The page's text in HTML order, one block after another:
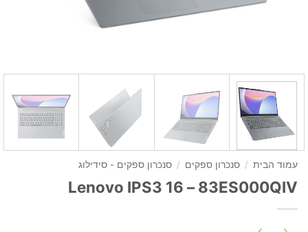
עמוד הבית / סנכרון ספקים / סנכרון ספקים - סידילוג
Lenovo IPS3 16 – 83ES000QIV